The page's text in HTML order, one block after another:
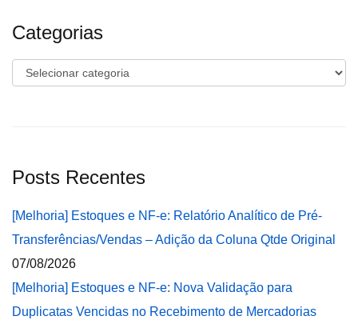
Categorias
Categorias
Posts Recentes
[Melhoria] Estoques e NF-e: Relatório Analítico de Pré-
Transferências/Vendas – Adição da Coluna Qtde Original
07/08/2026
[Melhoria] Estoques e NF-e: Nova Validação para
Duplicatas Vencidas no Recebimento de Mercadorias